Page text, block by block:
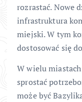
rozrastać. Nowe
infrastruktura
miejski. W tym
dostosować się
W wielu
sprostać
może być